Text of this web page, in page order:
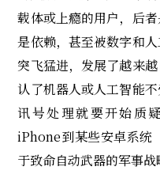
载体或上瘾的用户，后
是依赖，甚至被数字和
突飞猛进，发展了越来
认了机器人或人工智能
讯号处理就要开始质
iPhone到某些安卓系统
于致命自动武器的军事战